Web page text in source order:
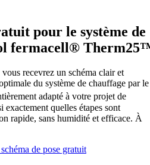
pour le système de
fermacell®
recevrez un schéma clair et
du système de chauffage par le
adapté à votre projet de
exactement quelles étapes sont
rapide, sans humidité et efficace. À
de pose gratuit